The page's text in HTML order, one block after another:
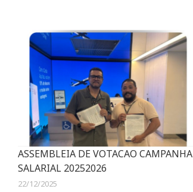
ASSEMBLEIA DE VOTACAO CAMPANHA
SALARIAL 20252026
22/12/2025